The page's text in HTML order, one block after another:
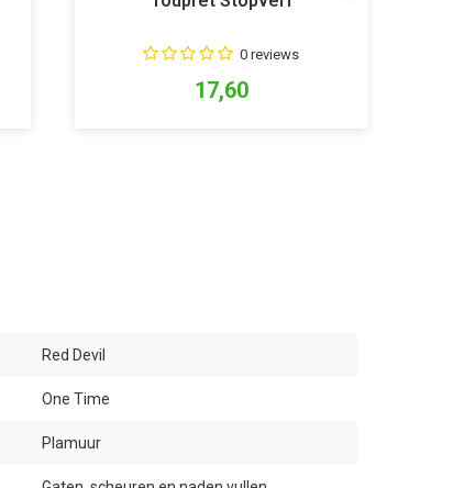
0 reviews
17,60
Red Devil
One Time
Plamuur